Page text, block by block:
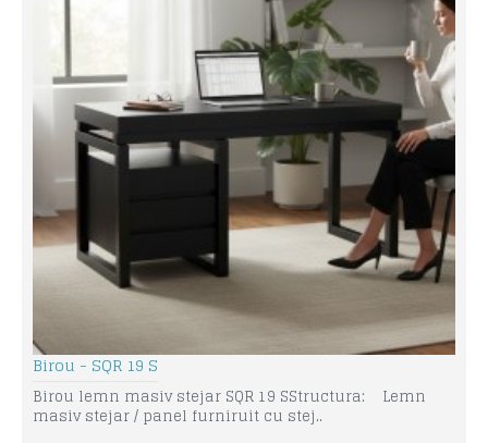
Birou - SQR 19 S
Birou lemn masiv stejar SQR 19 S Structura: Lemn
masiv stejar / panel furniruit cu stej..